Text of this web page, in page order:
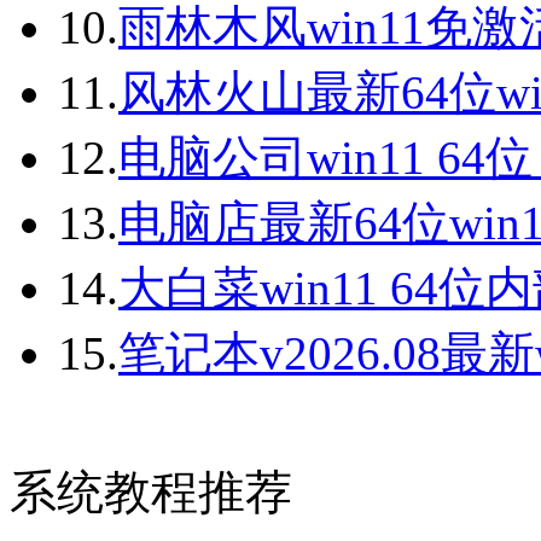
10.雨林木风win11免
11.风林火山最新64位
12.电脑公司win11 64
13.电脑店最新64位
14.大白菜win11 64位
15.笔记本v2026.08最
系统教程推荐